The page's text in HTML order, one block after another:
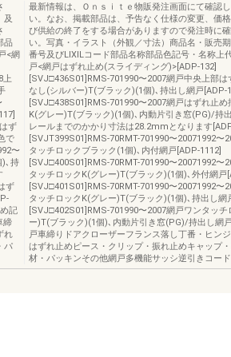
及
品
<網
上
ず
で
〜
)､持
ず
記
締
れ
パ
最新情報は、Ｏｎｓｉｔｅ物販発注画面にて確認
い。なお、掲載部品は、予告なく仕様の変更、価
び供給の終了をする場合がありますので発注時に
い。写真・イラスト（外観／寸法）商品名・販売
番号及びLIXILコード部品名称部品色記号・名称上
戸<網戸はずれ止め(スライディング)>[ADP-132]
[SVJ□436S01]RMS-701990〜2007網戸中央上部は
なし(シルバー)T(ブラック)(1個)､持出し網戸[ADP-
[SVJ□438S01]RMS-701990〜2007網戸はずれ止め
K(グレー)T(ブラック)(1個)､内動片引き窓(PG)/持
レールまでのかかり寸法は28.2mmとなります
[SVJT399S01]RMS-70RMT-701990〜20071992〜
タッチロックブラック(1個)､内付網戸[ADP-1112]
[SVJ□400S01]RMS-70RMT-701990〜20071992〜
タッチロックK(グレー)T(ブラック)(1個)､外付網戸
[SVJ□401S01]RMS-70RMT-701990〜20071992〜
タッチロックK(グレー)T(ブラック)(1個)､持出し網
[SVJ□402S01]RMS-701990〜2007網戸ワンタッチ
ー)T(ブラック)(1個)､内動片引き窓(PG)/持出し網
戸車締りドアクローザーフランス落し丁番・ヒン
はずれ止めピース・クリップ・振れ止めキャップ
材・パッキンその他網戸多機能サッシ逆引きコー